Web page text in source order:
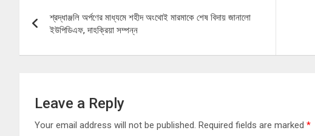
navigation
শ্রদ্ধাঞ্জলি অর্পণের মাধ্যমে শহীদ অংথোই মারমাকে শেষ বিদায় জানালো
ইউপিডিএফ, দাহক্রিয়া সম্পন্ন
Leave a Reply
Your email address will not be published. Required fields are marked *